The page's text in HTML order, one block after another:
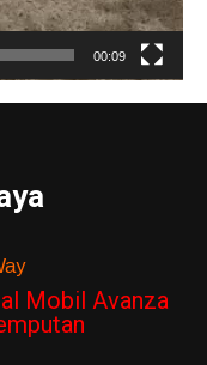
00:09
Mobil Avanza